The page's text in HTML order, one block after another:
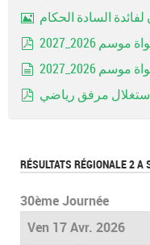
لفائدة السادة الحكام
مرفق رياضي
RÉSULTATS RÉGIONALE 2
30ème Journée
Ven 17 Avr. 2026